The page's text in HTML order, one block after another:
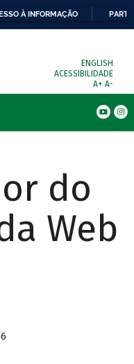
À INFORMAÇÃO
ENGLISH
ACESSIBILIDADE
A+ A-
do
Web